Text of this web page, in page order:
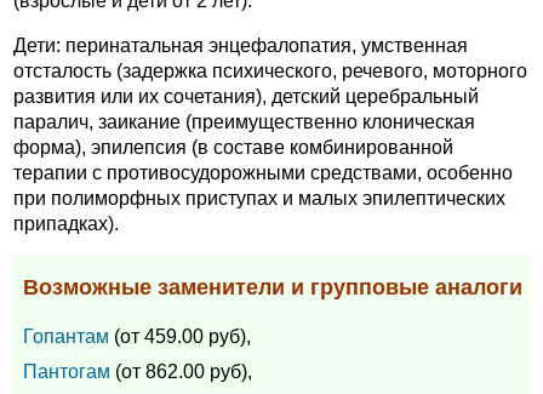
Дети: перинатальная энцефалопатия, умственная
отсталость (задержка психического, речевого, моторного
развития или их сочетания), детский церебральный
паралич, заикание (преимущественно клоническая
форма), эпилепсия (в составе комбинированной
терапии с противосудорожными средствами, особенно
при полиморфных приступах и малых эпилептических
припадках).
Возможные заменители и групповые аналоги
Гопантам (от 459.00 руб),
Пантогам (от 862.00 руб),